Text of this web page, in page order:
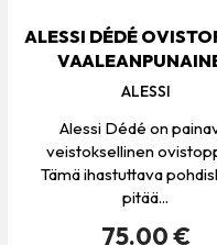
ALESSI DÉDÉ
ALESSI
Alessi Dédé on
veistoksellinen
Tämä ihastuttava
pitää...
75.00 €